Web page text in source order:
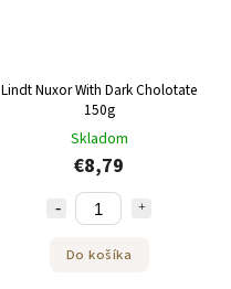
Lindt Nuxor With Dark Cholotate
150g
Skladom
€8,79
Do košíka